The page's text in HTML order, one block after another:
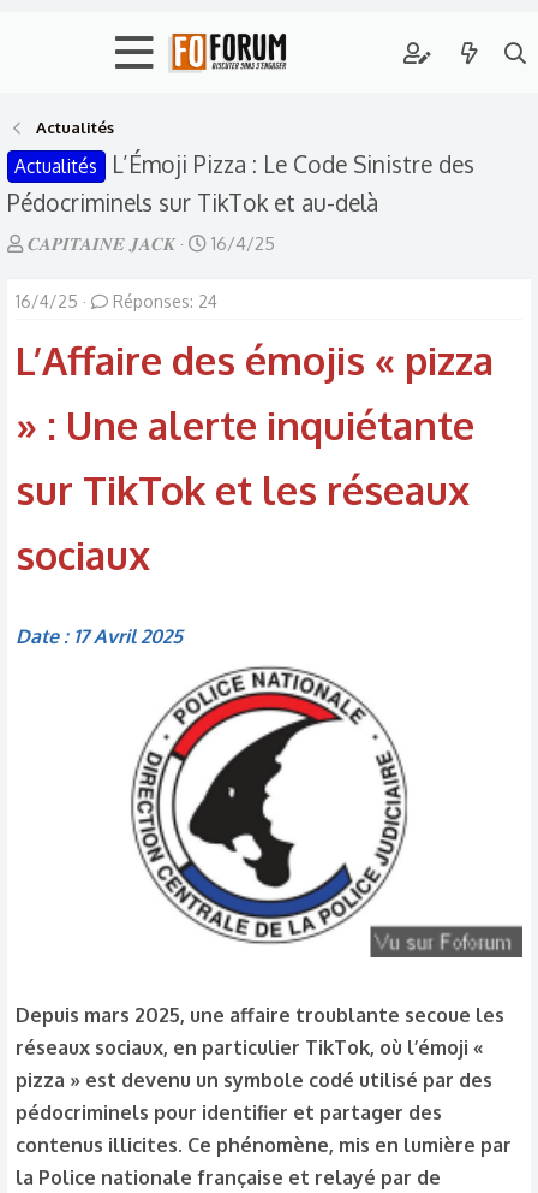
Actualités
Actualités
L’Émoji Pizza : Le Code Sinistre des
Pédocriminels sur TikTok et au-delà
A
t
u
d
l
a
d
i
c
𝑪𝑨𝑷𝑰𝑻𝑨𝑰𝑵𝑬 𝑱𝑨𝑪𝑲
D
t
d
d
b
16/4/25
16/4/25 Réponses: 24
L’Affaire des émojis « pizza
» : Une alerte inquiétante
sur TikTok et les réseaux
sociaux
Date : 17 Avril 2025
Depuis mars 2025, une affaire troublante secoue les
réseaux sociaux, en particulier TikTok, où l’émoji «
pizza » est devenu un symbole codé utilisé par des
pédocriminels pour identifier et partager des
contenus illicites. Ce phénomène, mis en lumière par
la Police nationale française et relayé par de